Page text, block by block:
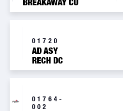
BREAKAWAY CU
.016 1LB
01720
AD ASY
RECH DC
AL VLV
01764-
002